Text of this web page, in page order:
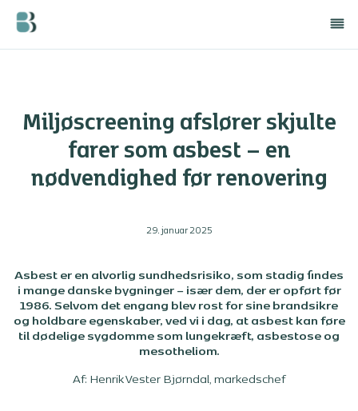
Miljøscreening afslører skjulte
farer som asbest – en
nødvendighed før renovering
29. januar 2025
Asbest er en alvorlig sundhedsrisiko, som stadig findes
i mange danske bygninger – især dem, der er opført før
1986. Selvom det engang blev rost for sine brandsikre
og holdbare egenskaber, ved vi i dag, at asbest kan føre
til dødelige sygdomme som lungekræft, asbestose og
mesotheliom.
Af: HenrikVester Bjørndal, markedschef